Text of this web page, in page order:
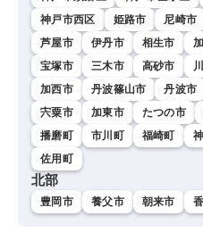
神戸市西区
姫路市 尼崎市
芦屋市
伊丹市 相生市
宝塚市
三木市 高砂市
加西市
丹波篠山市 丹波市
宍粟市
加東市 たつの市
播磨町
市川町 福崎町
佐用町
北部
豊岡市 養父市 朝来市